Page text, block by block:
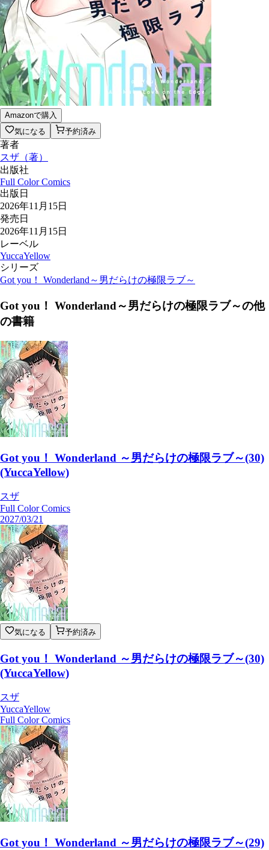
Amazonで購入
気になる
予約済み
著者
スザ （著）
出版社
Full Color Comics
出版日
2026年11月15日
発売日
2026年11月15日
レーベル
YuccaYellow
シリーズ
Got you！ Wonderland～男だらけの極限ラブ～
Got you！ Wonderland～男だらけの極限ラブ～の他
の書籍
Got you！ Wonderland ～男だらけの極限ラブ～(30)
(YuccaYellow)
スザ
Full Color Comics
2027/03/21
気になる 予約済み
Got you！ Wonderland ～男だらけの極限ラブ～(30)
(YuccaYellow)
スザ
YuccaYellow
Full Color Comics
Got you！ Wonderland ～男だらけの極限ラブ～(29)